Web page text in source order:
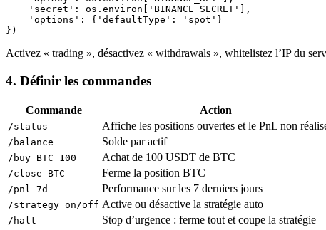
    'secret': os.environ['BINANCE_SECRET'],
    'options': {'defaultType': 'spot'}
Activez « trading », désactivez « withdrawals », whitelistez l’IP du
4. Définir les commandes
Commande Action
/status Affiche les positions ouvertes et le PnL non
/balance Solde par actif
/buy BTC 100 Achat de 100 USDT de BTC
/close BTC Ferme la position BTC
/pnl 7d Performance sur les 7 derniers jours
/strategy on/off Active ou désactive la stratégie auto
/halt Stop d’urgence : ferme tout et coupe la stratégie